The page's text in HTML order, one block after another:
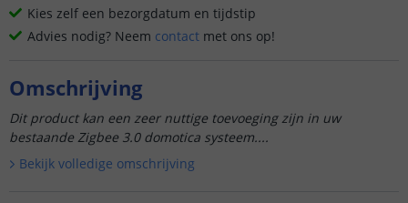
Kies zelf een bezorgdatum en tijdstip
Advies nodig? Neem contact met ons op!
Omschrijving
Dit product kan een zeer nuttige toevoeging zijn in uw
bestaande Zigbee 3.0 domotica systeem....
Bekijk volledige omschrijving